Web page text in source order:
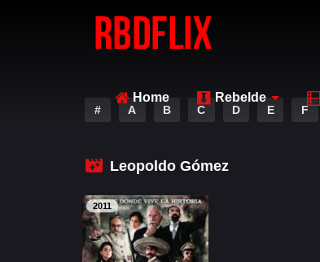
Home Rebelde
# A B C D E F
Leopoldo Gómez
2011